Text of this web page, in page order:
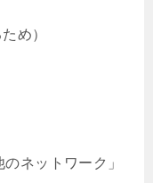
め）
ネットワーク」